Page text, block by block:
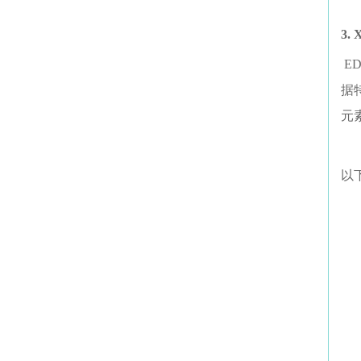
3.
据
元
以